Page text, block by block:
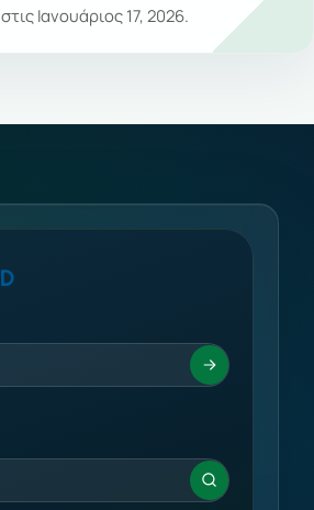
στις Ιανουάριος 17, 2026.